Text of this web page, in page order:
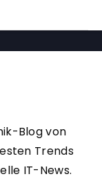
Blog von
Trends
IT-News.